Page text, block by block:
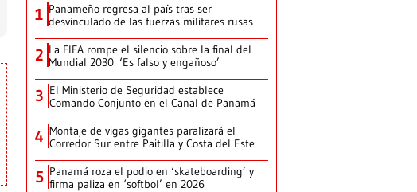
1 Panameño regresa al país tras ser
desvinculado de las fuerzas militares rusas
2 La FIFA rompe el silencio sobre la final del
Mundial 2030: ‘Es falso y engañoso’
3 El Ministerio de Seguridad establece
Comando Conjunto en el Canal de Panamá
4 Montaje de vigas gigantes paralizará el
Corredor Sur entre Paitilla y Costa del Este
5 Panamá roza el podio en ‘skateboarding’ y
firma paliza en ‘softbol’ en 2026